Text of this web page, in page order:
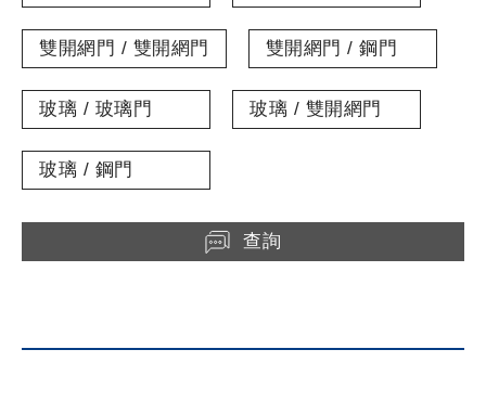
雙開網門 / 雙開網門 雙開網門 / 鋼門
玻璃 / 玻璃門 玻璃 / 雙開網門
玻璃 / 鋼門
查詢